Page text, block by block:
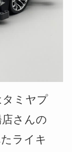
ミヤプ
さんの
ライキ